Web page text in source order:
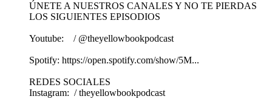
ÚNETE A NUESTROS CANALES Y NO TE PIERDAS
LOS SIGUIENTES EPISODIOS
Youtube: / @theyellowbookpodcast
Spotify: https://open.spotify.com/show/5M...
REDES SOCIALES
Instagram: / theyellowbookpodcast